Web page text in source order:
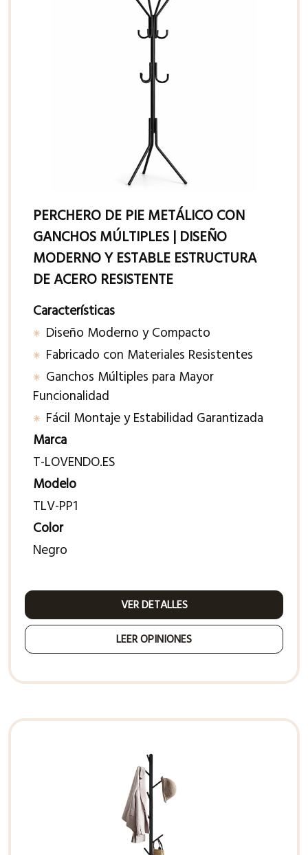
PERCHERO DE PIE METÁLICO CON
GANCHOS MÚLTIPLES | DISEÑO
MODERNO Y ESTABLE ESTRUCTURA
DE ACERO RESISTENTE
Características
Diseño Moderno y Compacto
Fabricado con Materiales Resistentes
Ganchos Múltiples para Mayor
Funcionalidad
Fácil Montaje y Estabilidad Garantizada
Marca
T-LOVENDO.ES
Modelo
TLV-PP1
Color
Negro
VER DETALLES
LEER OPINIONES